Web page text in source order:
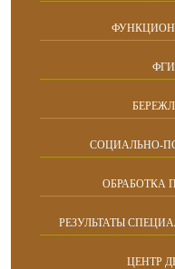
СОЦИАЛЬНО-
ОБРАБОТКА
РЕЗУЛЬТАТЫ
ЦЕНТР